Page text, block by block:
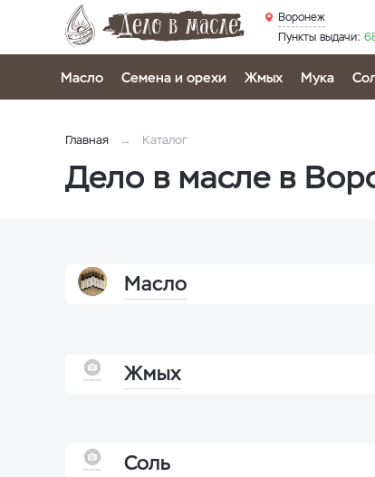
Воронеж
Пункты выдачи:
Масло Семена и орехи Жмых Мука
Главная Каталог
Дело в масле в
Масло
Жмых
Соль